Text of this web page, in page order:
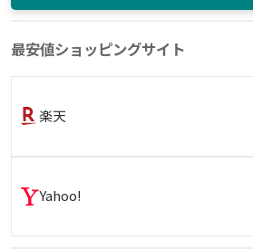
最安値ショッピングサイト
楽天
Yahoo!